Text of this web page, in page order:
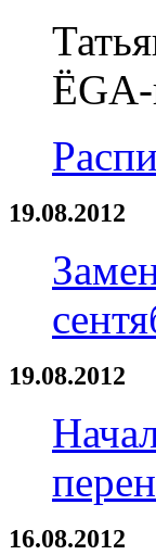
ЁGА-
19.08.2012
19.08.2012
16.08.2012